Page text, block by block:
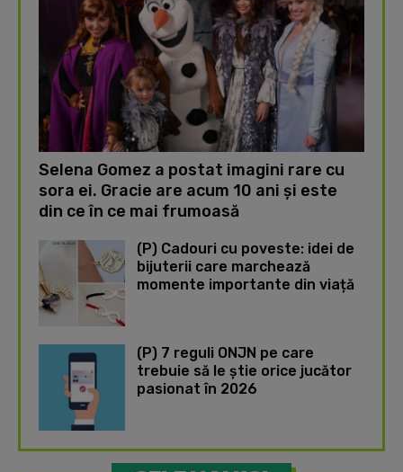
Selena Gomez a postat imagini rare cu
sora ei. Gracie are acum 10 ani și este
din ce în ce mai frumoasă
(P) Cadouri cu poveste: idei de
bijuterii care marchează
momente importante din viață
(P) 7 reguli ONJN pe care
trebuie să le știe orice jucător
pasionat în 2026